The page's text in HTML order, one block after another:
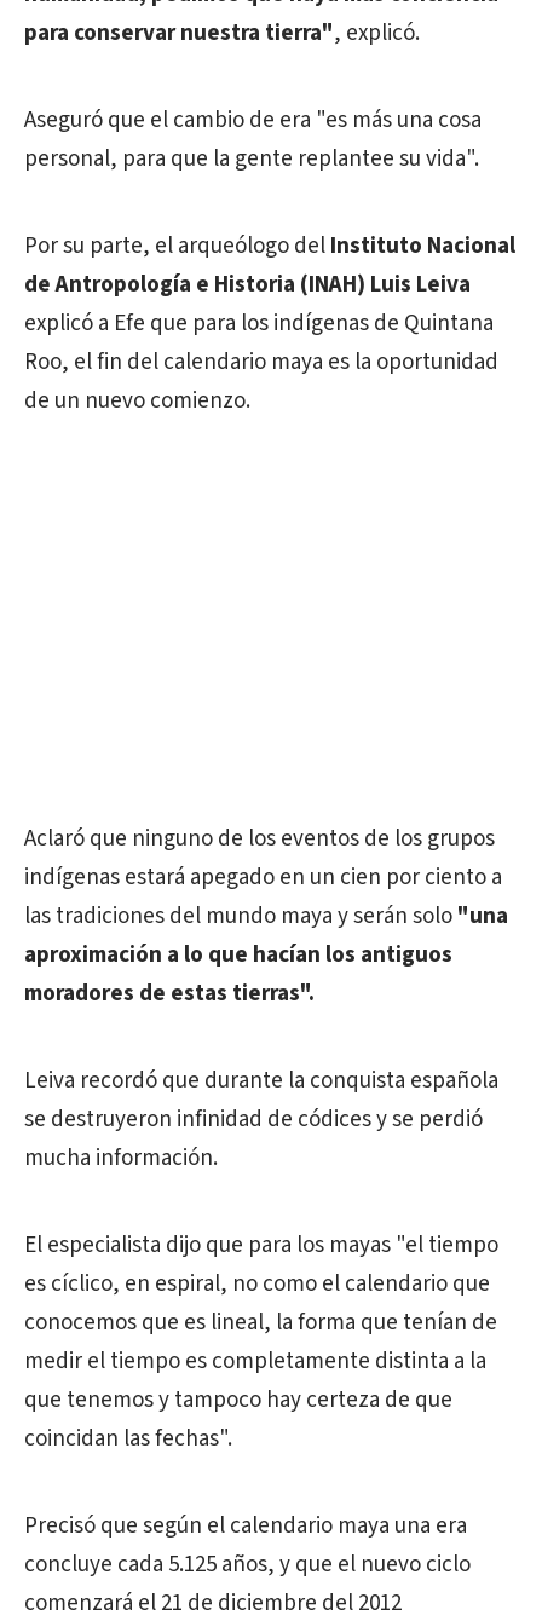
para conservar nuestra tierra", explicó.
Aseguró que el cambio de era "es más una cosa
personal, para que la gente replantee su vida".
Por su parte, el arqueólogo delInstituto Nacional
de Antropología e Historia (INAH) Luis Leiva
explicó a Efe que para los indígenas de Quintana
Roo, el fin del calendario maya es la oportunidad
de un nuevo comienzo.
Aclaró que ninguno de los eventos de los grupos
indígenas estará apegado en un cien por ciento a
las tradiciones del mundo maya y serán solo"una
aproximación a lo que hacían los antiguos
moradores de estas tierras".
Leiva recordó que durante la conquista española
se destruyeron infinidad de códices y se perdió
mucha información.
El especialista dijo que para los mayas "el tiempo
es cíclico, en espiral, no como el calendario que
conocemos que es lineal, la forma que tenían de
medir el tiempo es completamente distinta a la
que tenemos y tampoco hay certeza de que
coincidan las fechas".
Precisó que según el calendario maya una era
concluye cada 5.125 años, y que el nuevo ciclo
comenzará el 21 de diciembre del 2012